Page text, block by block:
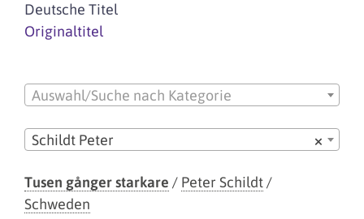
Deutsche Titel
Originaltitel
Auswahl/Suche nach Kategorie
×
Schildt Peter
Tusen gånger starkare / Peter Schildt/
Schweden